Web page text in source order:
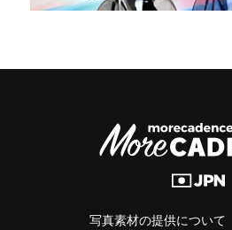
写真素材の提供について